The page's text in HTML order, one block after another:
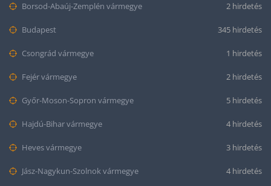
Borsod-Abaúj-Zemplén vármegye 2 hirdetés
Budapest 345 hirdetés
Csongrád vármegye 1 hirdetés
Fejér vármegye 2 hirdetés
Győr-Moson-Sopron vármegye 5 hirdetés
Hajdú-Bihar vármegye 4 hirdetés
Heves vármegye 3 hirdetés
Jász-Nagykun-Szolnok vármegye 4 hirdetés